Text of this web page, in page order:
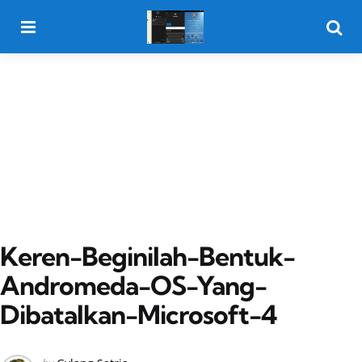
Keren-Beginilah-Bentuk-
Andromeda-OS-Yang-
Dibatalkan-Microsoft-4